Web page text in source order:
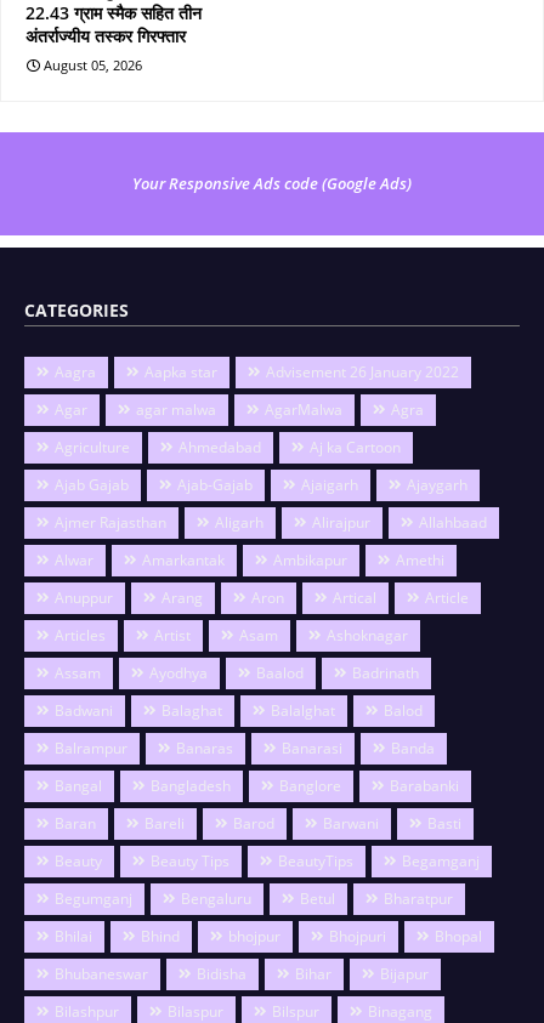
22.43 ग्राम स्मैक सहित तीन
अंतर्राज्यीय तस्कर गिरफ्तार
August 05, 2026
Your Responsive Ads code (Google Ads)
CATEGORIES
Aagra Aapka star
Advisement 26 January 2022
Agar
agar malwa AgarMalwa
Agra
Agriculture
Ahmedabad
Aj ka Cartoon
Ajab Gajab
Ajab-Gajab Ajaigarh
Ajaygarh
Ajmer Rajasthan
Aligarh Alirajpur
Allahbaad
Alwar
Amarkantak Ambikapur
Amethi
Anuppur
Arang Aron Artical
Article
Articles
Artist Asam
Ashoknagar
Assam
Ayodhya Baalod
Badrinath
Badwani
Balaghat Balalghat
Balod
Balrampur
Banaras Banarasi
Banda
Bangal
Bangladesh Banglore
Barabanki
Baran
Bareli Barod Barwani
Basti
Beauty
Beauty Tips BeautyTips
Begamganj
Begumganj
Bengaluru Betul
Bharatpur
Bhilai
Bhind bhojpur Bhojpuri
Bhopal
Bhubaneswar
Bidisha Bihar
Bijapur
Bilashpur
Bilaspur Bilspur
Binagang